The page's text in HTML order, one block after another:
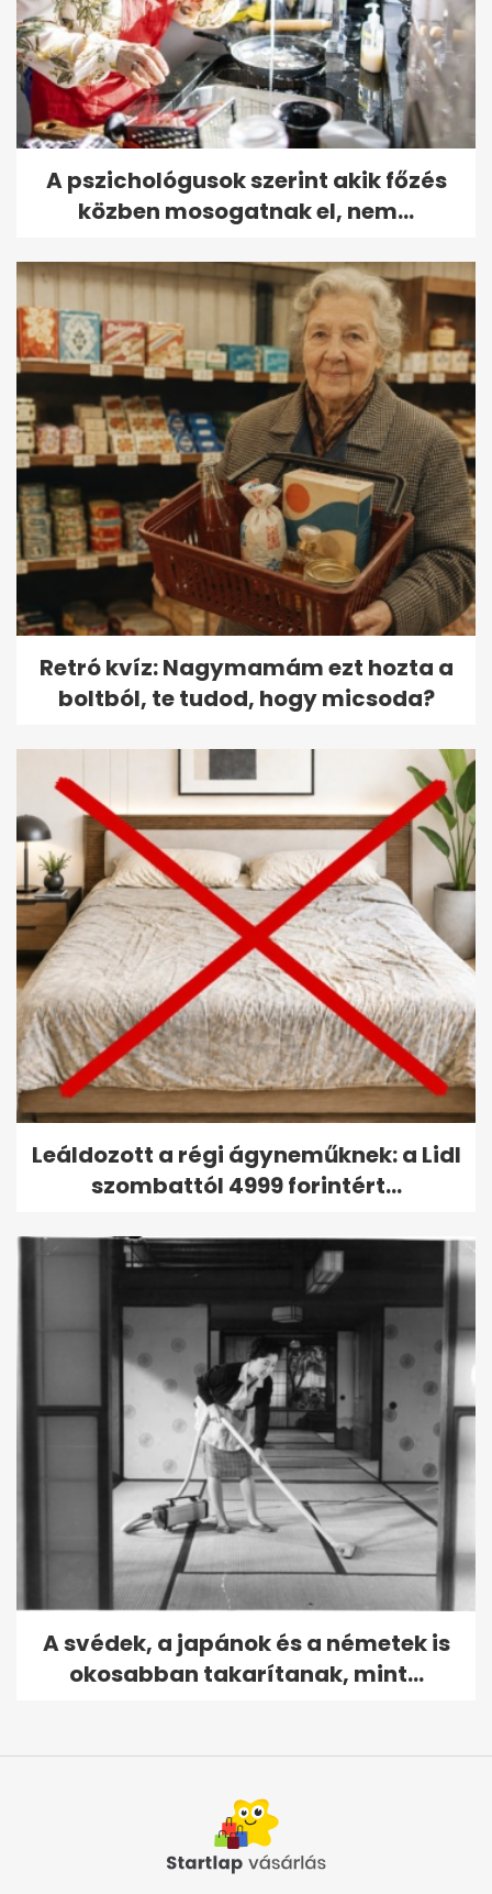
A pszichológusok szerint akik főzés
közben mosogatnak el, nem...
Retró kvíz: Nagymamám ezt hozta a
boltból, te tudod, hogy micsoda?
Leáldozott a régi ágyneműknek: a Lidl
szombattól 4999 forintért...
A svédek, a japánok és a németek is
okosabban takarítanak, mint...